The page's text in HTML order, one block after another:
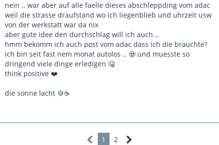
nein .. war aber auf alle faelle dieses abschleppding vom adac
weil die strasse draufstand wo ich liegenblieb und uhrzeit usw
von der werkstatt war da nix
aber gute idee den durchschlag will ich auch ..
hmm bekomm ich auch post vom adac dass ich die brauchte?
ich bin seit fast nem monat autolos .. 🧟 und muesste so
dringend viele dinge erledigen 🤐
think positive ❤️
die sonne lacht 🍪☕
1 2